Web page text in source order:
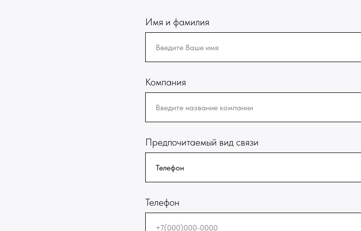
Имя и фамилия
Компания
Предпочитаемый вид связи
Телефон